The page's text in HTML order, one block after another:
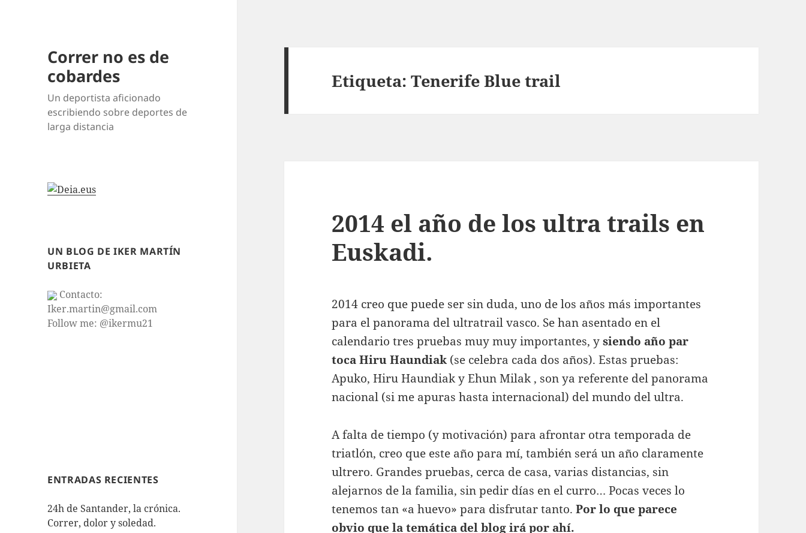
Correr no es de
cobardes
Un deportista aficionado
escribiendo sobre deportes de
larga distancia
UN BLOG DE IKER MARTÍN
URBIETA
Contacto:
Iker.martin@gmail.com
Follow me: @ikermu21
ENTRADAS RECIENTES
24h de Santander, la crónica.
Correr, dolor y soledad.
Etiqueta:Tenerife Blue trail
2014 el año de los ultra trails en
Euskadi.
2014 creo que puede ser sin duda, uno de los años más importantes
para el panorama del ultratrail vasco. Se han asentado en el
calendario tres pruebas muy muy importantes, ysiendo año par
toca Hiru Haundiak (se celebra cada dos años). Estas pruebas:
Apuko, Hiru Haundiak y Ehun Milak , son ya referente del panorama
nacional (si me apuras hasta internacional) del mundo del ultra.
A falta de tiempo (y motivación) para afrontar otra temporada de
triatlón, creo que este año para mí, también será un año claramente
ultrero. Grandes pruebas, cerca de casa, varias distancias, sin
alejarnos de la familia, sin pedir días en el curro… Pocas veces lo
tenemos tan «a huevo» para disfrutar tanto.Por lo que parece
obvio que la temática del blog irá por ahí.